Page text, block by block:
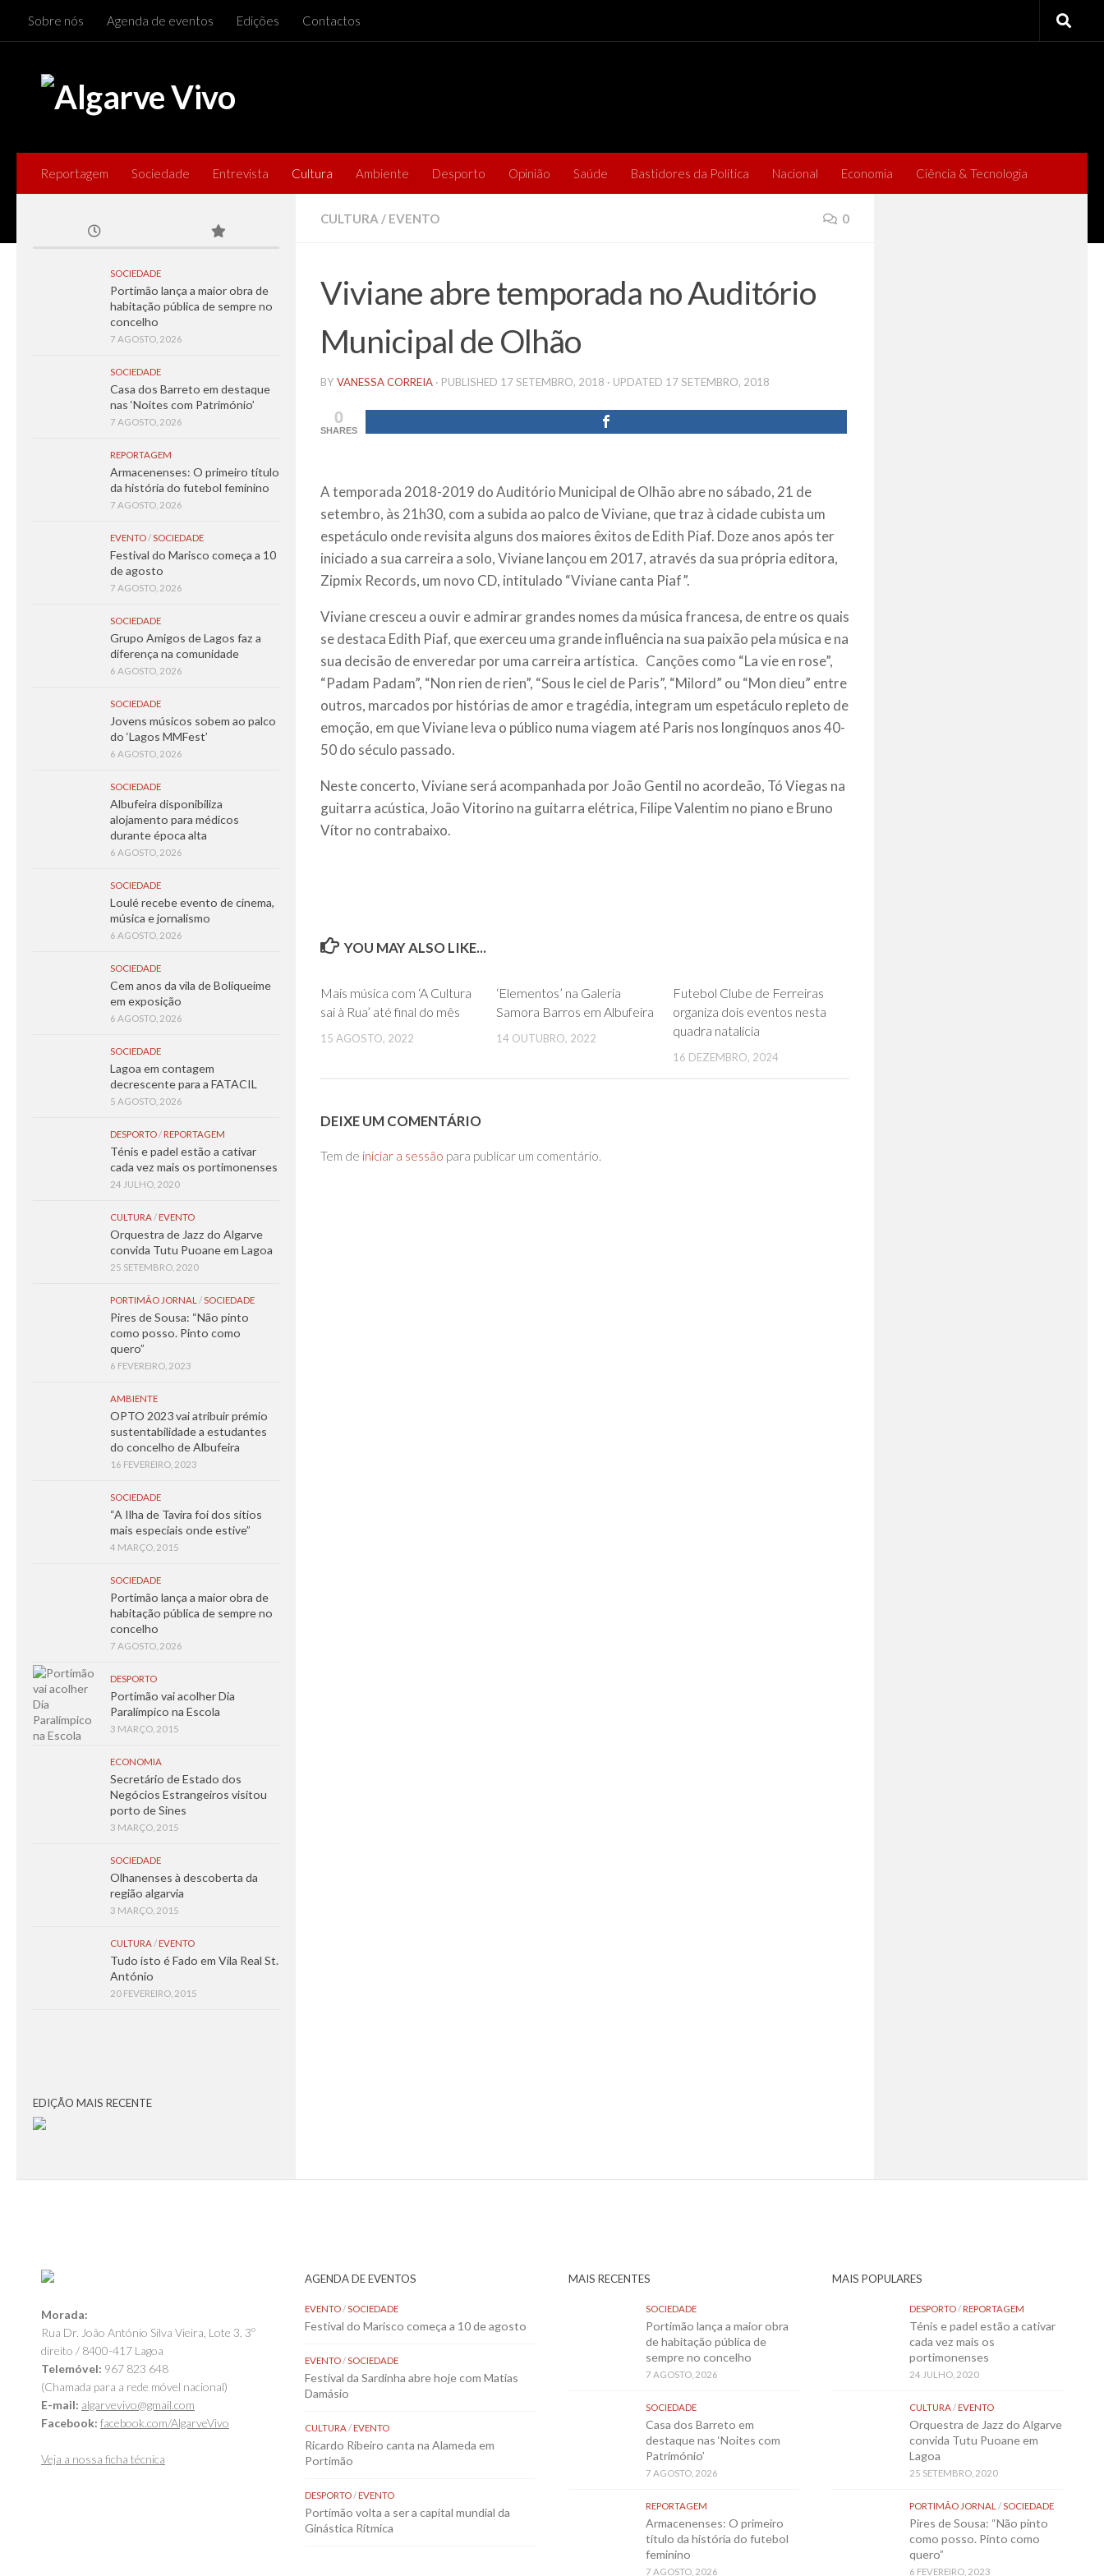
Skip to content
Sobre nós Agenda de eventos Edições Contactos
Reportagem Sociedade Entrevista Cultura Ambiente Desporto Opinião Saúde Bastidores da Política Nacional Economia Ciência & Tecnologia
CULTURA / EVENTO 0
Viviane abre temporada no Auditório
Municipal de Olhão
BY VANESSA CORREIA · PUBLISHED 17 SETEMBRO, 2018 · UPDATED 17 SETEMBRO, 2018
0
SHARES
A temporada 2018-2019 do Auditório Municipal de Olhão abre no sábado, 21 de
setembro, às 21h30, com a subida ao palco de Viviane, que traz à cidade cubista um
espetáculo onde revisita alguns dos maiores êxitos de Edith Piaf. Doze anos após ter
iniciado a sua carreira a solo, Viviane lançou em 2017, através da sua própria editora,
Zipmix Records, um novo CD, intitulado “Viviane canta Piaf”.
Viviane cresceu a ouvir e admirar grandes nomes da música francesa, de entre os quais
se destaca Edith Piaf, que exerceu uma grande influência na sua paixão pela música e na
sua decisão de enveredar por uma carreira artística. Canções como “La vie en rose”,
“Padam Padam”, “Non rien de rien”, “Sous le ciel de Paris”, “Milord” ou “Mon dieu” entre
outros, marcados por histórias de amor e tragédia, integram um espetáculo repleto de
emoção, em que Viviane leva o público numa viagem até Paris nos longínquos anos 40-
50 do século passado.
Neste concerto, Viviane será acompanhada por João Gentil no acordeão, Tó Viegas na
guitarra acústica, João Vitorino na guitarra elétrica, Filipe Valentim no piano e Bruno
Vítor no contrabaixo.
YOU MAY ALSO LIKE...
Mais música com ‘A Cultura
sai à Rua’ até final do mês
15 AGOSTO, 2022
‘Elementos’ na Galeria
Samora Barros em Albufeira
14 OUTUBRO, 2022
Futebol Clube de Ferreiras
organiza dois eventos nesta
quadra natalícia
16 DEZEMBRO, 2024
DEIXE UM COMENTÁRIO
Tem de iniciar a sessão para publicar um comentário.
SOCIEDADE
Portimão lança a maior obra de
habitação pública de sempre no
concelho
7 AGOSTO, 2026
SOCIEDADE
Casa dos Barreto em destaque
nas ‘Noites com Património’
7 AGOSTO, 2026
REPORTAGEM
Armacenenses: O primeiro título
da história do futebol feminino
7 AGOSTO, 2026
EVENTO/SOCIEDADE
Festival do Marisco começa a 10
de agosto
7 AGOSTO, 2026
SOCIEDADE
Grupo Amigos de Lagos faz a
diferença na comunidade
6 AGOSTO, 2026
SOCIEDADE
Jovens músicos sobem ao palco
do ‘Lagos MMFest’
6 AGOSTO, 2026
SOCIEDADE
Albufeira disponibiliza
alojamento para médicos
durante época alta
6 AGOSTO, 2026
SOCIEDADE
Loulé recebe evento de cinema,
música e jornalismo
6 AGOSTO, 2026
SOCIEDADE
Cem anos da vila de Boliqueime
em exposição
6 AGOSTO, 2026
SOCIEDADE
Lagoa em contagem
decrescente para a FATACIL
5 AGOSTO, 2026
DESPORTO/ REPORTAGEM
Ténis e padel estão a cativar
cada vez mais os portimonenses
24 JULHO, 2020
CULTURA/ EVENTO
Orquestra de Jazz do Algarve
convida Tutu Puoane em Lagoa
25 SETEMBRO, 2020
PORTIMÃO JORNAL /SOCIEDADE
Pires de Sousa: “Não pinto
como posso. Pinto como
quero”
6 FEVEREIRO, 2023
AMBIENTE
OPTO 2023 vai atribuir prémio
sustentabilidade a estudantes
do concelho de Albufeira
16 FEVEREIRO, 2023
SOCIEDADE
“A Ilha de Tavira foi dos sítios
mais especiais onde estive”
4 MARÇO, 2015
SOCIEDADE
Portimão lança a maior obra de
habitação pública de sempre no
concelho
7 AGOSTO, 2026
DESPORTO
Portimão vai acolher Dia
Paralímpico na Escola
3 MARÇO, 2015
ECONOMIA
Secretário de Estado dos
Negócios Estrangeiros visitou
porto de Sines
3 MARÇO, 2015
SOCIEDADE
Olhanenses à descoberta da
região algarvia
3 MARÇO, 2015
CULTURA/ EVENTO
Tudo isto é Fado em Vila Real St.
António
20 FEVEREIRO, 2015
EDIÇÃO MAIS RECENTE
Morada:
Rua Dr. João António Silva Vieira, Lote 3, 3º
direito / 8400-417 Lagoa
Telemóvel: 967 823 648
(Chamada para a rede móvel nacional)
E-mail: algarvevivo@gmail.com
Facebook: facebook.com/AlgarveVivo
Veja a nossa ficha técnica
AGENDA DE EVENTOS
EVENTO/SOCIEDADE
Festival do Marisco começa a 10 de agosto
EVENTO/SOCIEDADE
Festival da Sardinha abre hoje com Matias
Damásio
CULTURA/EVENTO
Ricardo Ribeiro canta na Alameda em
Portimão
DESPORTO/EVENTO
Portimão volta a ser a capital mundial da
Ginástica Rítmica
MAIS RECENTES
SOCIEDADE
Portimão lança a maior obra
de habitação pública de
sempre no concelho
7 AGOSTO, 2026
SOCIEDADE
Casa dos Barreto em
destaque nas ‘Noites com
Património’
7 AGOSTO, 2026
REPORTAGEM
Armacenenses: O primeiro
título da história do futebol
feminino
7 AGOSTO, 2026
MAIS POPULARES
DESPORTO/REPORTAGEM
Ténis e padel estão a cativar
cada vez mais os
portimonenses
24 JULHO, 2020
CULTURA/EVENTO
Orquestra de Jazz do Algarve
convida Tutu Puoane em
Lagoa
25 SETEMBRO, 2020
PORTIMÃO JORNAL /SOCIEDADE
Pires de Sousa: “Não pinto
como posso. Pinto como
quero”
6 FEVEREIRO, 2023